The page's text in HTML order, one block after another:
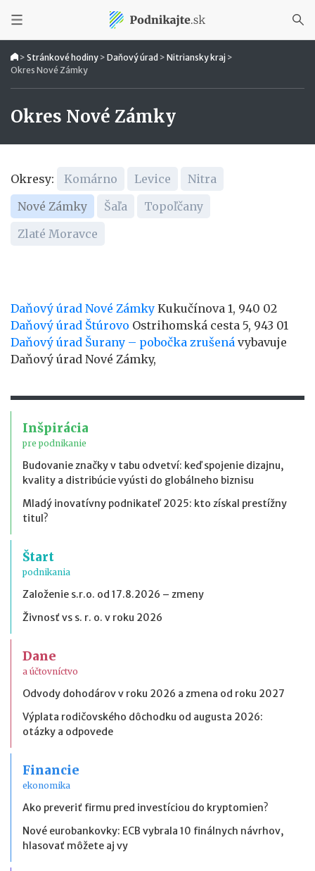
> Stránkové hodiny > Daňový úrad > Nitriansky kraj >
Okres Nové Zámky
Okres Nové Zámky
Okresy: Komárno Levice
Nitra
Nové Zámky
Šaľa
Topoľčany
Zlaté Moravce
Daňový úrad Nové Zámky Kukučínova 1, 940 02
Daňový úrad Štúrovo Ostrihomská cesta 5, 943 01
Daňový úrad Šurany – pobočka zrušená vybavuje
Daňový úrad Nové Zámky,
Inšpirácia
pre podnikanie
Budovanie značky v tabu odvetví: keď spojenie dizajnu,
kvality a distribúcie vyústi do globálneho biznisu
Mladý inovatívny podnikateľ 2025: kto získal prestížny
titul?
Štart
podnikania
Založenie s.r.o. od 17.8.2026 – zmeny
Živnosť vs s. r. o. v roku 2026
Dane
a účtovníctvo
Odvody dohodárov v roku 2026 a zmena od roku 2027
Výplata rodičovského dôchodku od augusta 2026:
otázky a odpovede
Financie
ekonomika
Ako preveriť firmu pred investíciou do kryptomien?
Nové eurobankovky: ECB vybrala 10 finálnych návrhov,
hlasovať môžete aj vy